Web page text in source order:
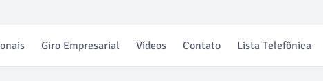
Giro Empresarial Vídeos Contato Lista Telefônica